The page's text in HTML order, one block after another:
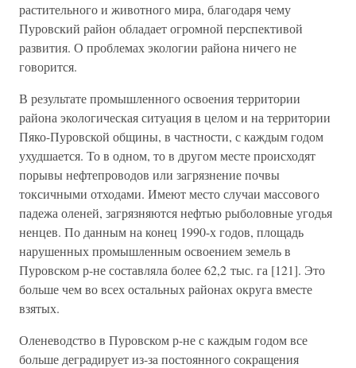
растительного и животного мира, благодаря чему
Пуровский район обладает огромной перспективой
развития. О проблемах экологии района ничего не
говорится.
В результате промышленного освоения территории
района экологическая ситуация в целом и на территории
Пяко-Пуровской общины, в частности, с каждым годом
ухудшается. То в одном, то в другом месте происходят
порывы нефтепроводов или загрязнение почвы
токсичными отходами. Имеют место случаи массового
падежа оленей, загрязняются нефтью рыболовные угодья
ненцев. По данным на конец 1990-х годов, площадь
нарушенных промышленным освоением земель в
Пуровском р-не составляла более 62,2 тыс. га [121]. Это
больше чем во всех остальных районах округа вместе
взятых.
Оленеводство в Пуровском р-не с каждым годом все
больше деградирует из-за постоянного сокращения